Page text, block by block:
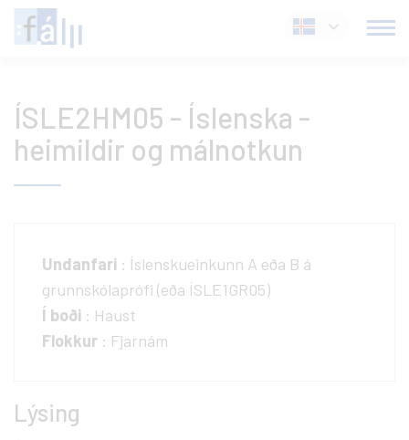
Fara
í
Íslenska
ÍSLE2HM05 - Íslenska -
heimildir og málnotkun
Undanfari : Íslenskueinkunn A eða B á
grunnskólaprófi (eða ÍSLE1GR05)
Í boði : Haust
Flokkur : Fjarnám
Lýsing